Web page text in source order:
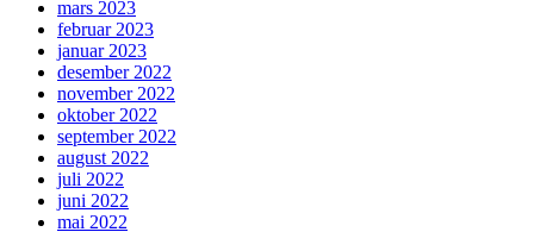
mars 2023
februar 2023
januar 2023
desember 2022
november 2022
oktober 2022
september 2022
august 2022
juli 2022
juni 2022
mai 2022